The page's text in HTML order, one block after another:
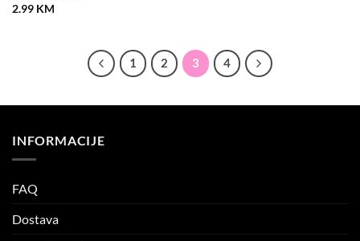
2.99 KM
1 2 3 4
INFORMACIJE
FAQ
Dostava